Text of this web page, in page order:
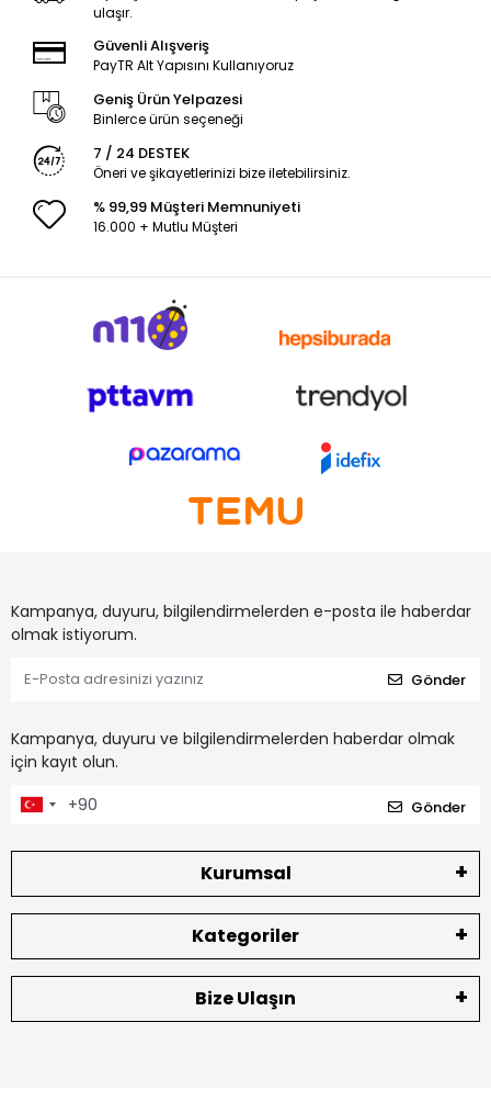
ulaşır.
Güvenli Alışveriş
PayTR Alt Yapısını Kullanıyoruz
Geniş Ürün Yelpazesi
Binlerce ürün seçeneği
7 / 24 DESTEK
Öneri ve şikayetlerinizi bize iletebilirsiniz.
% 99,99 Müşteri Memnuniyeti
16.000 + Mutlu Müşteri
Kampanya, duyuru, bilgilendirmelerden e-posta ile haberdar
olmak istiyorum.
Gönder
Kampanya, duyuru ve bilgilendirmelerden haberdar olmak
için kayıt olun.
Gönder
Kurumsal
Kategoriler
Bize Ulaşın